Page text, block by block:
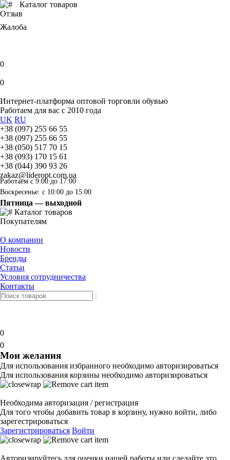
Каталог товаров
Отзыв
Жалоба
0
0
Интернет-платформа оптовой торговли обувью
Работаем для вас с 2010 года
UK RU
+38 (097) 255 66 55
+38 (097) 255 66 55
+38 (050) 517 70 15
+38 (093) 170 15 61
+38 (044) 390 93 26
zakaz@lideropt.com.ua
Работаем с 9:00 до 17:00
Воскресенье: с 10:00 до 15:00
Пятница — выходной
Каталог товаров
Покупателям
О компании
Новости
Бренды
Статьи
Условия сотрудничества
Контакты
0
0
Мои желания
Для использования избранного необходимо авторизироваться
Для использования корзины необходимо авторизироваться
Необходима авторизация / регистрация
Для того чтобы добавить товар в корзину, нужно войти, либо
зарегестрироваться
Зарегистрироваться Войти
Авторизируйтесь для оценки нашей работы или сделайте это